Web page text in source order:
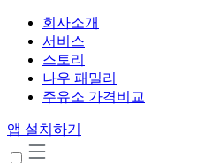
회사소개
서비스
스토리
나우 패밀리
주유소 가격비교
앱 설치하기